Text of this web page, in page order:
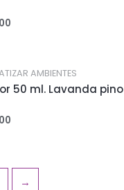
AMBIENTES
50 ml. Lavanda pino
→